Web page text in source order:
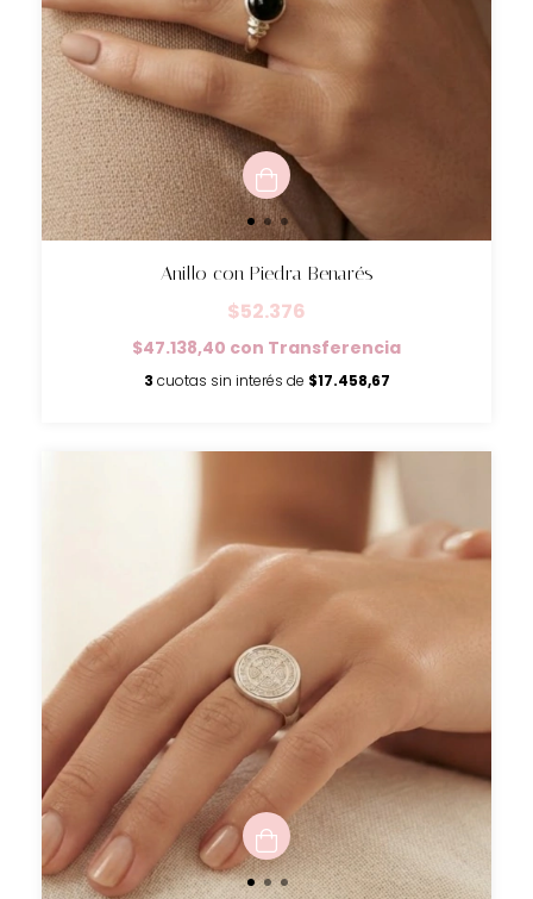
Anillo con Piedra Benarés
$52.376
$47.138,40 con Transferencia
3 cuotas sin interés de $17.458,67